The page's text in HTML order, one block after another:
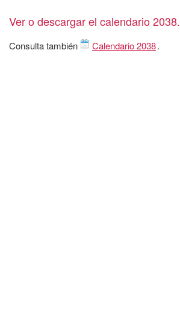
Ver o descargar el calendario 2038.
Consulta también Calendario 2038.